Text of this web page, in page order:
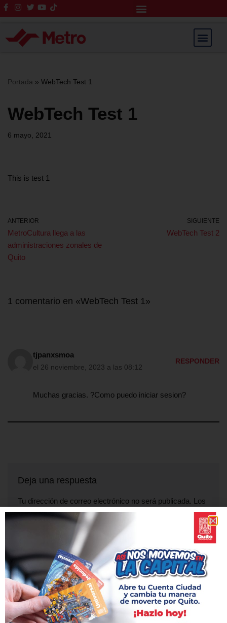
Saltar
al
Portada » WebTech Test 1
WebTech Test 1
6 mayo, 2021
This is test 1
ANTERIOR
MetroCultura llega a las
administraciones zonales de
Quito
SIGUIENTE
WebTech Test 2
1 comentario en «WebTech Test 1»
tjpanxsmoa
el 26 noviembre, 2023 a las 08:12
RESPONDER
Muchas gracias. ?Como puedo iniciar sesion?
Deja una respuesta
Tu dirección de correo electrónico no será publicada. Los
campos obligatorios están marcados con
Correo electrónico*